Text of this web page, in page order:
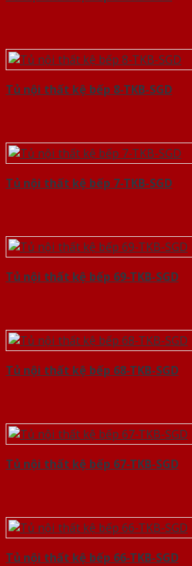
Tủ nội thất kệ bếp 8-TKB-SGD
Tủ nội thất kệ bếp 7-TKB-SGD
Tủ nội thất kệ bếp 69-TKB-SGD
Tủ nội thất kệ bếp 68-TKB-SGD
Tủ nội thất kệ bếp 67-TKB-SGD
Tủ nội thất kệ bếp 66-TKB-SGD